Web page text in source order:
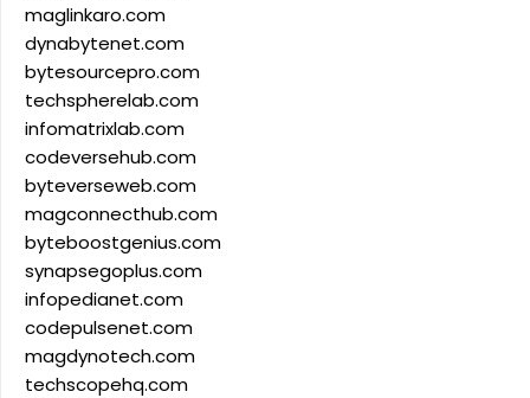
maglinkaro.com
dynabytenet.com
bytesourcepro.com
techspherelab.com
infomatrixlab.com
codeversehub.com
byteverseweb.com
magconnecthub.com
byteboostgenius.com
synapsegoplus.com
infopedianet.com
codepulsenet.com
magdynotech.com
techscopehq.com